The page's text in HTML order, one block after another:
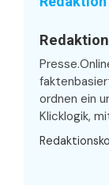
ordnen ein
Klicklogik,